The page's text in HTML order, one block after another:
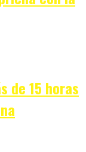
de 15 horas